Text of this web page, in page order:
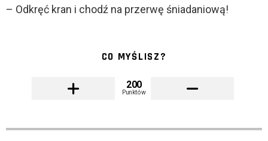
– Odkręć kran i chodź na przerwę śniadaniową!
CO MYŚLISZ?
200
Punktów